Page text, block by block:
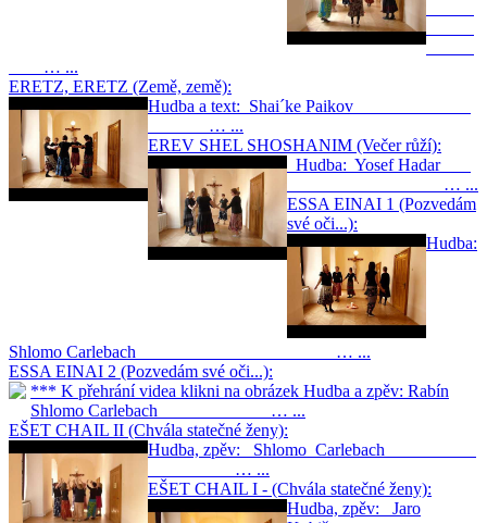
… ...
ERETZ, ERETZ (Země, země):
Hudba a text: Shai´ke Paikov
… ...
EREV SHEL SHOSHANIM (Večer růží):
Hudba: Yosef Hadar
… ...
ESSA EINAI 1 (Pozvedám
své oči...):
Hudba:
Shlomo Carlebach … ...
ESSA EINAI 2 (Pozvedám své oči...):
*** K přehrání videa klikni na obrázek Hudba a zpěv: Rabín
Shlomo Carlebach … ...
EŠET CHAIL II (Chvála statečné ženy):
Hudba, zpěv: Shlomo Carlebach
… ...
EŠET CHAIL I - (Chvála statečné ženy):
Hudba, zpěv: Jaro